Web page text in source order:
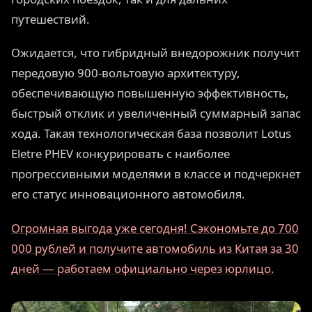
путешествий.
Ожидается, что гибридный внедорожник получит
передовую 900-вольтовую архитектуру,
обеспечивающую повышенную эффективность,
быстрый отклик и увеличенный суммарный запас
хода. Такая технологическая база позволит Lotus
Eletre PHEV конкурировать с наиболее
прогрессивными моделями в классе и подчеркнет
его статус инновационного автомобиля.
Огромная выгода уже сегодня! Сэкономьте до 700
000 рублей и получите автомобиль из Китая за 30
дней — работаем официально через юрлицо.